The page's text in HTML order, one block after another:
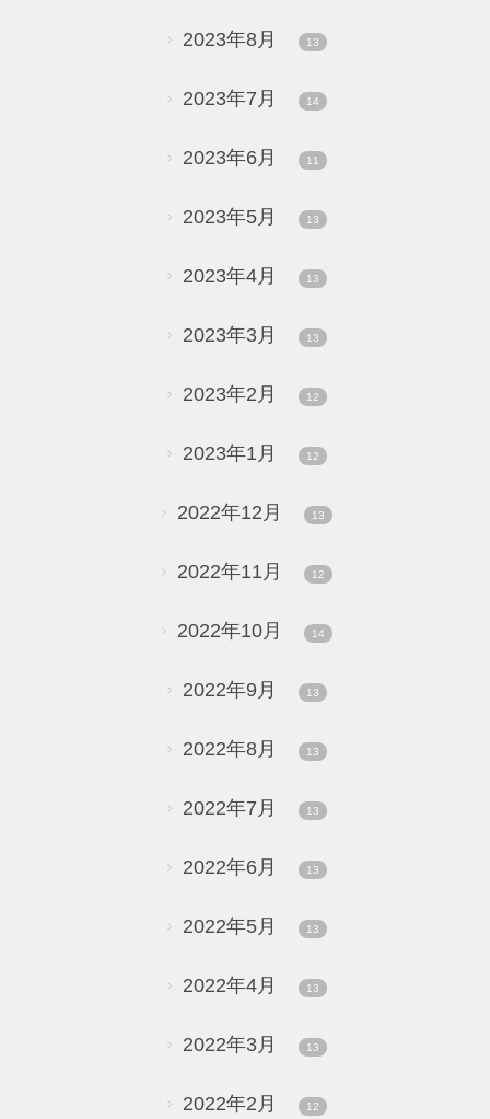
2023年8月 13
2023年7月 14
2023年6月 11
2023年5月 13
2023年4月 13
2023年3月 13
2023年2月 12
2023年1月 12
2022年12月 13
2022年11月 12
2022年10月 14
2022年9月 13
2022年8月 13
2022年7月 13
2022年6月 13
2022年5月 13
2022年4月 13
2022年3月 13
2022年2月 12